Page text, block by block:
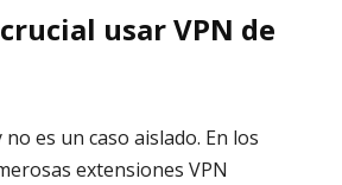
usar VPN de
es un caso aislado. En los
extensiones VPN